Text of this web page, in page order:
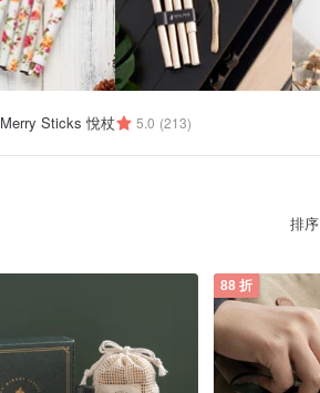
Merry Sticks 悅杖 5.0 (213)
排序
88 折